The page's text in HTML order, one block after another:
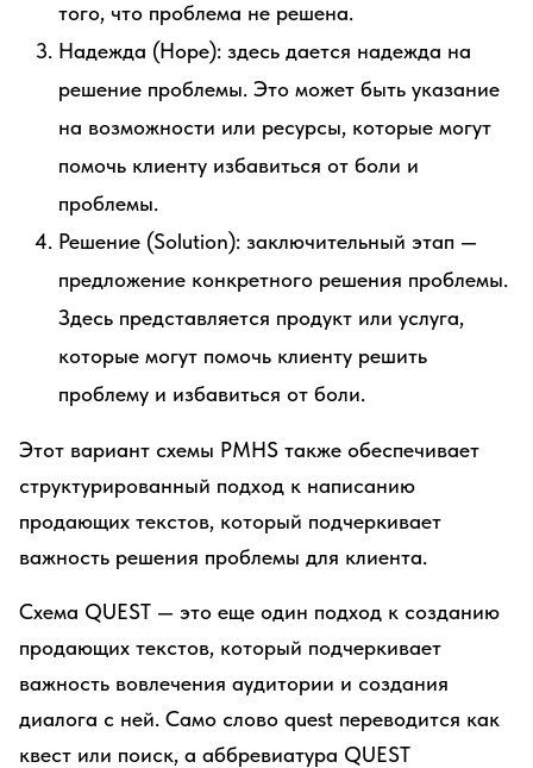
того, что проблема не решена.
Надежда (Hope): здесь дается надежда на
решение проблемы. Это может быть указание
на возможности или ресурсы, которые могут
помочь клиенту избавиться от боли и
проблемы.
Решение (Solution): заключительный этап —
предложение конкретного решения проблемы.
Здесь представляется продукт или услуга,
которые могут помочь клиенту решить
проблему и избавиться от боли.
Этот вариант схемы PMHS также обеспечивает
структурированный подход к написанию
продающих текстов, который подчеркивает
важность решения проблемы для клиента.
Схема QUEST — это еще один подход к созданию
продающих текстов, который подчеркивает
важность вовлечения аудитории и создания
диалога с ней. Само слово quest переводится как
квест или поиск, а аббревиатура QUEST